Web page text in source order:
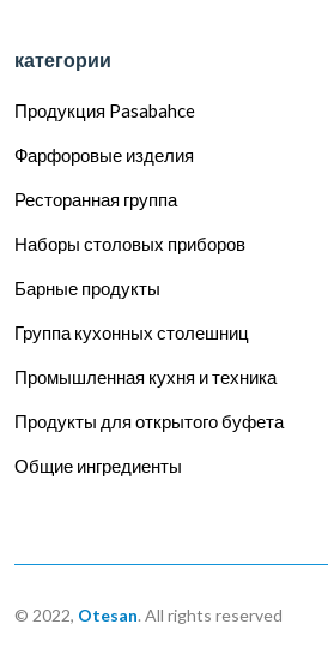
категории
Продукция Pasabahce
Фарфоровые изделия
Ресторанная группа
Наборы столовых приборов
Барные продукты
Группа кухонных столешниц
Промышленная кухня и техника
Продукты для открытого буфета
Общие ингредиенты
© 2022, Otesan. All rights reserved